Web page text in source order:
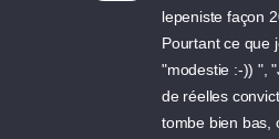
lepeniste façon
Pourtant ce que
"modestie :-)) ",
de réelles
tombe bien bas,